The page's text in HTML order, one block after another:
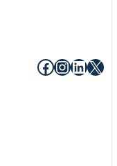
Facebook
X